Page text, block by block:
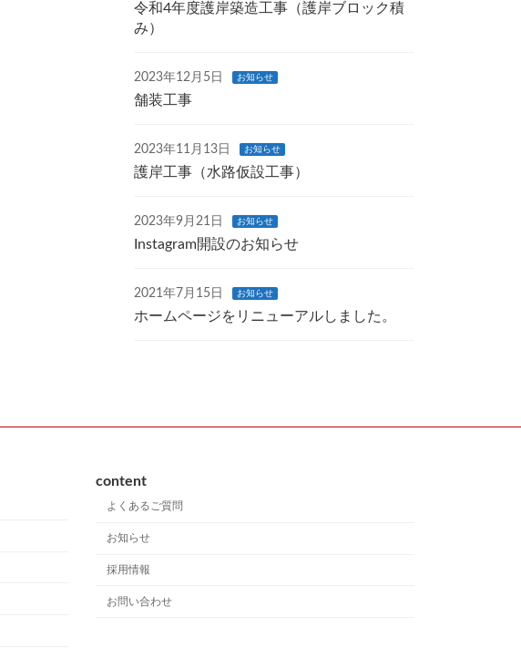
令和4年度護岸築造工事（護岸ブロック積
み）
2023年12月5日 お知らせ
舗装工事
2023年11月13日 お知らせ
護岸工事（水路仮設工事）
2023年9月21日 お知らせ
Instagram開設のお知らせ
2021年7月15日 お知らせ
ホームページをリニューアルしました。
content
よくあるご質問
お知らせ
採用情報
お問い合わせ